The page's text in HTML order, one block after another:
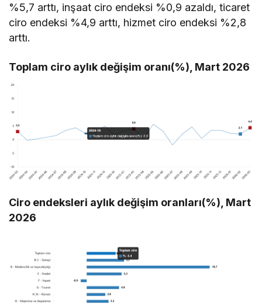
%5,7 arttı, inşaat ciro endeksi %0,9 azaldı, ticaret
ciro endeksi %4,9 arttı, hizmet ciro endeksi %2,8
arttı.
Toplam ciro aylık değişim oranı(%), Mart 2026
Ciro endeksleri aylık değişim oranları(%), Mart
2026